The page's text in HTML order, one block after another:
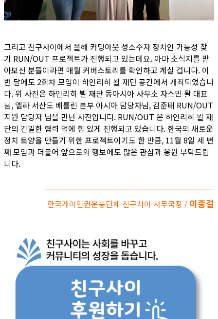
그리고 친구사이에서 올해 커밍아웃 성소수자 정치인 가능성 찾
기 RUN/OUT 프로젝트가 진행되고 있는데요. 아마 소식지를 받
아보신 분들이라면 매월 커버스토리를 확인하고 계실 겁니다. 이
번 달에도 2회차 모임이 하인리히 뵐 재단 공간에서 개최되었습니
다. 위 사진은 하인리히 뵐 재단 동아시아 사무소 자스민 왈 대표
님, 엘라 서산도 베를린 본부 아시아 담당자님, 김준태 RUN/OUT
지원 담당자 님을 만난 사진입니다. RUN/OUT 은 하인리히 뵐 재
단의 긴밀한 협력 덕에 힘 있게 진행되고 있습니다. 한국의 새로운
정치 토양을 만들기 위한 프로젝트이기도 한 만큼, 11월 8일 세 번
째 모임과 더불어 앞으로의 행보에도 많은 관심과 응원 부탁드립
니다.
한국게이인권운동단체 친구사이 사무국장 / 이종걸